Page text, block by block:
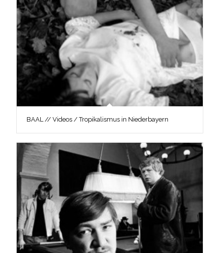
BAAL // Videos / Tropikalismus in Niederbayern